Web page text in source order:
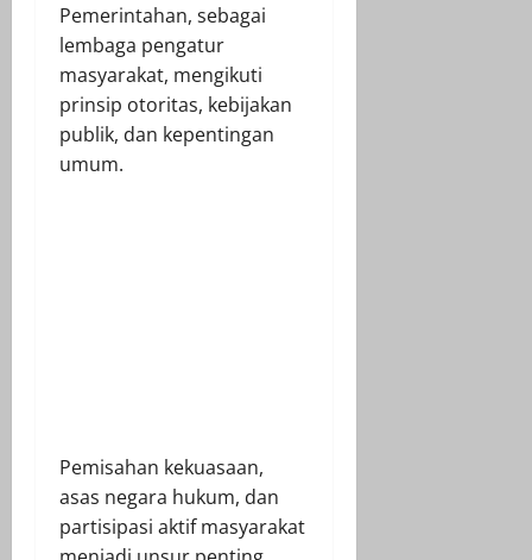
Pemerintahan, sebagai
lembaga pengatur
masyarakat, mengikuti
prinsip otoritas, kebijakan
publik, dan kepentingan
umum.
Pemisahan kekuasaan,
asas negara hukum, dan
partisipasi aktif masyarakat